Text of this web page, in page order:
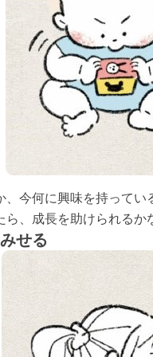
、今何に興味を持って
ら、成長を助けられる
せる